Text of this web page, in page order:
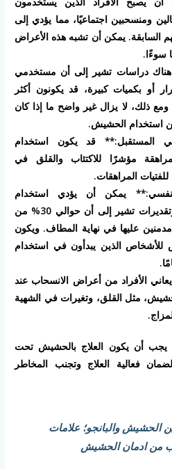
ومنسحبين اجتماعيًا، مما يؤدي إلى
السابقة. يمكن أن تشبه هذه الأعراض
سوءًا.
دراسات تشير إلى أن مستخدمي
أو بكميات كبيرة، قد يكونون أكثر
ومع ذلك، لا يزال غير واضح ما إذا كان
استخدام الحشيش.
المستقبل:** قد يكون استخدام
مؤشرًا للاكتئاب والقلق في
المراهقات.
النفسي:** يمكن أن يؤدي استخدام
الحشيش إلى الإدمان، وتقديرات تشير إلى أن حوالي 30% من
عليها في نهاية المطاف. ويكون
الذين يبدأون في استخدام
الأفراد من أعراض الانسحاب عند
مثل القلق، وتغيرات في الشهية
يجب أن يكون العلاج بالحشيش تحت
فعالية العلاج وتجنب المخاطر
الحشيش والبانجو؛ علامات
من ادمان الحشيش